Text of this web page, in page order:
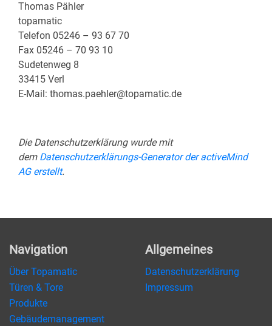
Thomas Pähler
topamatic
Telefon 05246 – 93 67 70
Fax 05246 – 70 93 10
Sudetenweg 8
33415 Verl
E-Mail: thomas.paehler@topamatic.de
Die Datenschutzerklärung wurde mit
dem Datenschutzerklärungs-Generator der activeMind
AG erstellt.
Navigation
Über Topamatic
Türen & Tore
Produkte
Gebäudemanagement
Allgemeines
Datenschutzerklärung
Impressum